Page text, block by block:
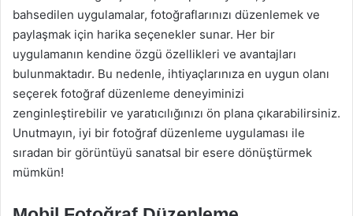
bahsedilen uygulamalar, fotoğraflarınızı düzenlemek ve
paylaşmak için harika seçenekler sunar. Her bir
uygulamanın kendine özgü özellikleri ve avantajları
bulunmaktadır. Bu nedenle, ihtiyaçlarınıza en uygun olanı
seçerek fotoğraf düzenleme deneyiminizi
zenginleştirebilir ve yaratıcılığınızı ön plana çıkarabilirsiniz.
Unutmayın, iyi bir fotoğraf düzenleme uygulaması ile
sıradan bir görüntüyü sanatsal bir esere dönüştürmek
mümkün!